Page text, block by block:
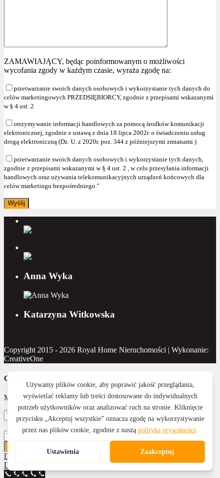
ZAMAWIAJĄCY, będąc poinformowanym o możliwości
wycofania zgody w każdym czasie, wyraża zgodę na:
przetwarzanie swoich danych osobowych i wykorzystanie tych danych do
celów marketingowych PRZEDSIĘBIORCY, zgodnie z przepisami wskazanymi
w § 4 ust. 2
otrzymywanie informacji handlowych za pomocą środków komunikacji
elektronicznej, zgodnie z ustawą z dnia 18 lipca 2002r. o świadczeniu usług
drogą elektroniczną (Dz. U. z 2020r. poz. 344 z późniejszymi zmianami )
przetwarzanie swoich danych osobowych i wykorzystanie tych danych,
zgodnie z przepisami wskazanymi w § 4 ust. 2 , w celu przesyłania informacji
handlowych oraz używania telekomunikacyjnych urządzeń końcowych dla
celów marketingu bezpośredniego."
Anna Wyka
Katarzyna Witkowska
Copyright 2015 - 2026 Royal Home Nieruchomości | Wykonanie:
CreativeOne
Contact Us
Masz pytanie? Napisz do nas
Działka na sprzedaż, Goświnowice
Działka na sprzedaż, Szybowice
77 433 81 53